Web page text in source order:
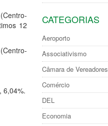
12
6,04%.
CATEGORIAS
Aeroporto
Associativismo
Câmara de Vereadores
Comércio
DEL
Economia